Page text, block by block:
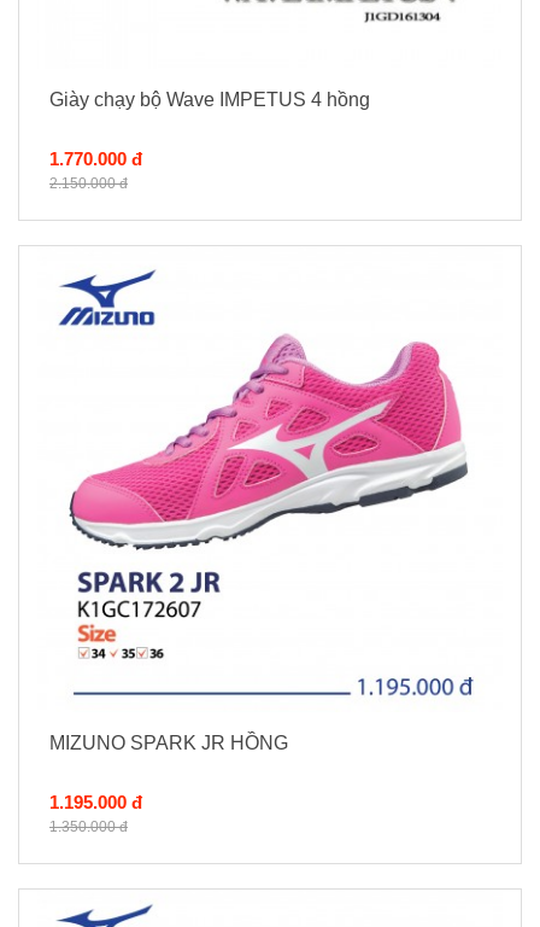
Giày chạy bộ Wave IMPETUS 4 hồng
1.770.000 đ
2.150.000 đ
MIZUNO SPARK JR HỒNG
1.195.000 đ
1.350.000 đ